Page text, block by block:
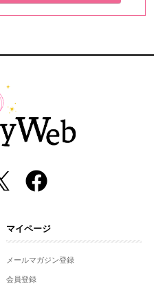
マイページ
メールマガジン登録
会員登録